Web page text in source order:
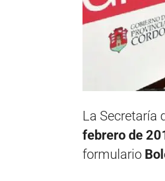
La Secretaría
febrero de
formulario